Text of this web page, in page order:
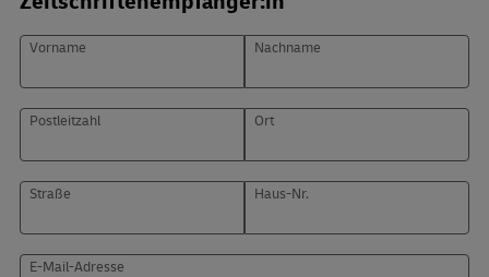
Vorname Nachname
Postleitzahl Ort
Straße Haus-Nr.
E-Mail-Adresse